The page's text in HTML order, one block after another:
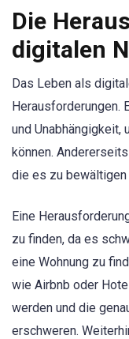
Die
digitalen
Das Leben als
und Unabhängigkeit,
können.
die es zu bewältigen
Eine
zu finden, da es
eine Wohnung zu
wie Airbnb oder
werden und die
erschweren.